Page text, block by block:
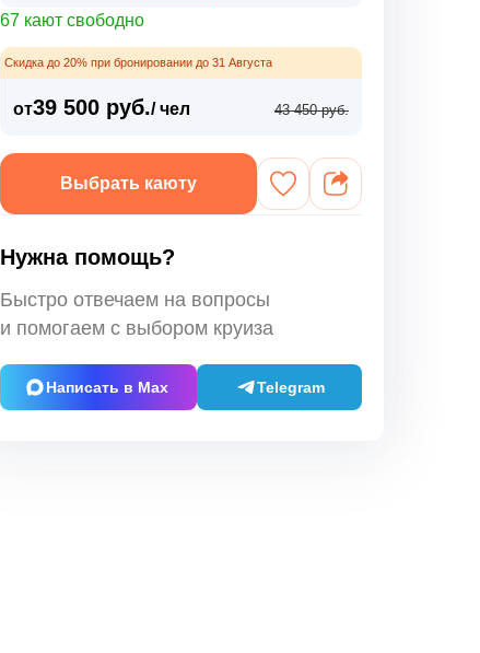
67 кают свободно
Скидка до 20% при бронировании до 31 Августа
от39 500 руб./ чел 43 450 руб.
Выбрать каюту
Нужна помощь?
Быстро отвечаем на вопросы
и помогаем с выбором круиза
Написать в Max Telegram